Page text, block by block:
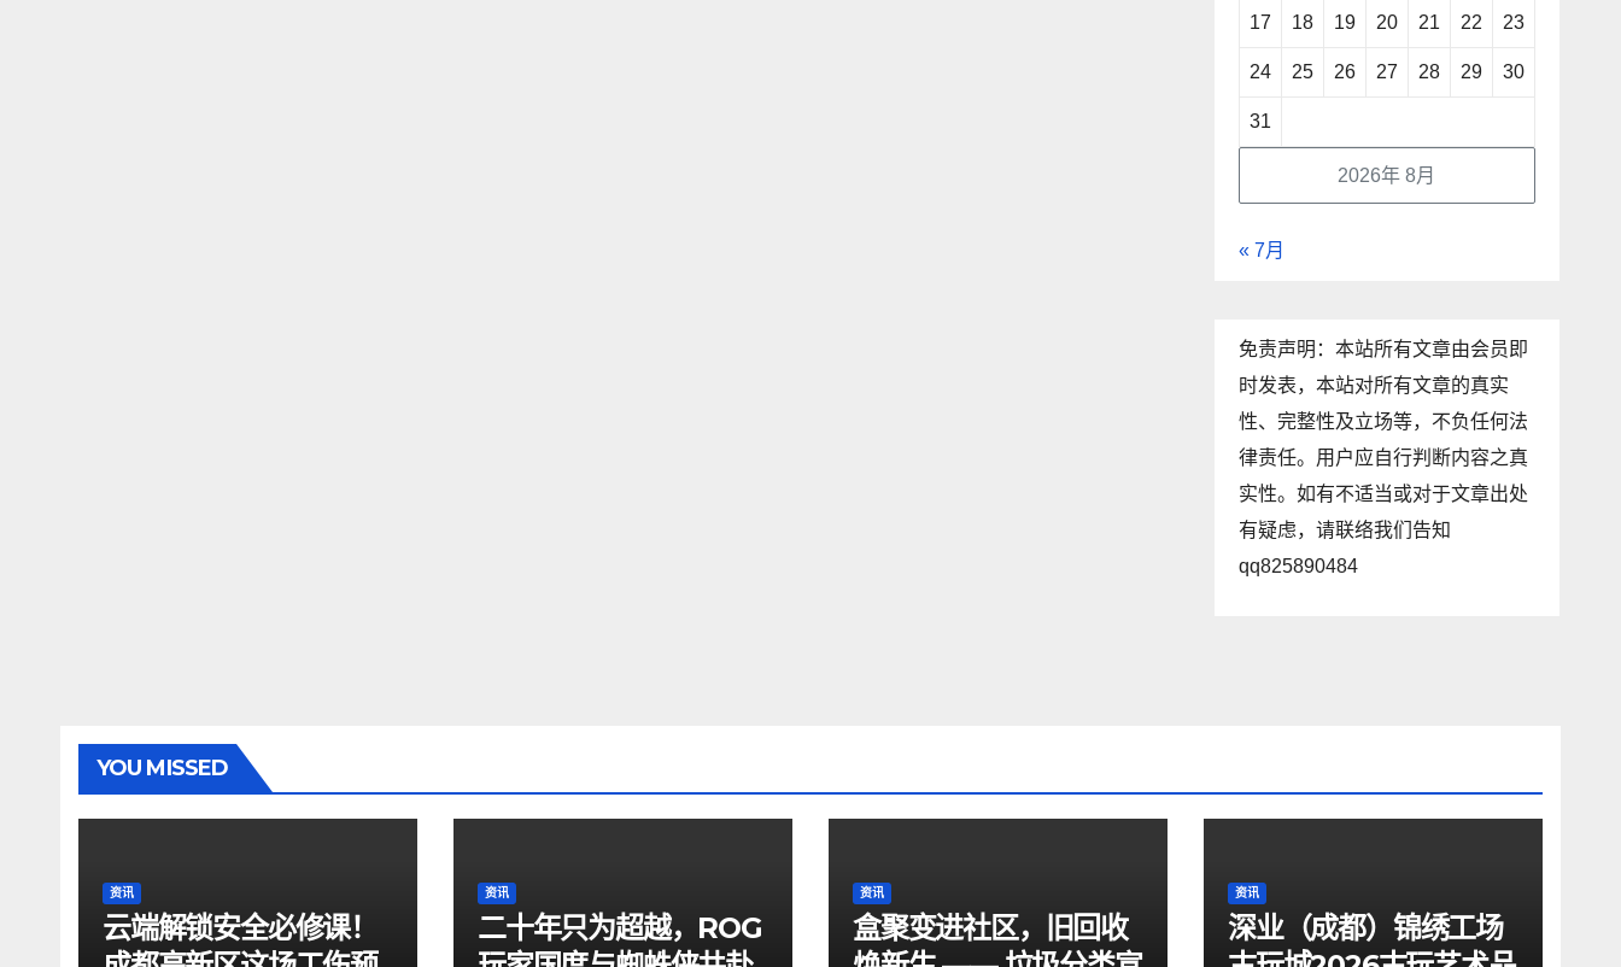
2026年 8月
17 18 19 20 21 22 23
24 25 26 27 28 29 30
31
« 7月
免责声明：本站所有文章由会员即
时发表，本站对所有文章的真实
性、完整性及立场等，不负任何法
律责任。用户应自行判断内容之真
实性。如有不适当或对于文章出处
有疑虑，请联络我们告知
qq825890484
YOU MISSED
资讯
云端解锁安全必修课！
资讯
二十年只为超越，ROG
资讯
盒聚变进社区，旧回收
资讯
深业（成都）锦绣工场